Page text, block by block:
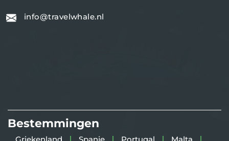
info@travelwhale.nl
Bestemmingen